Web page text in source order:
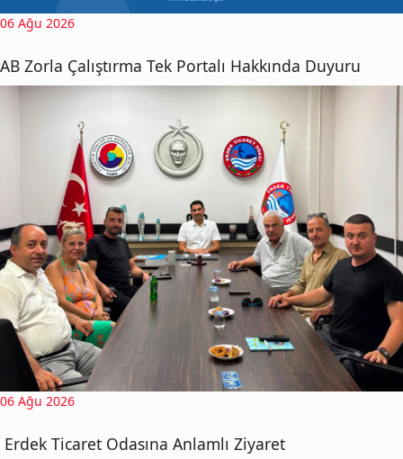
06 Ağu 2026
AB Zorla Çalıştırma Tek Portalı Hakkında Duyuru
06 Ağu 2026
Erdek Ticaret Odasına Anlamlı Ziyaret